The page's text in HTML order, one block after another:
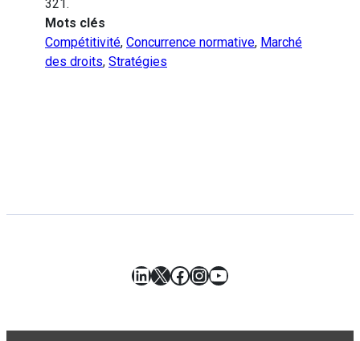
321.
Mots clés
Compétitivité, Concurrence normative, Marché
des droits, Stratégies
LinkedIn
X Facebook
Instagram
YouTube